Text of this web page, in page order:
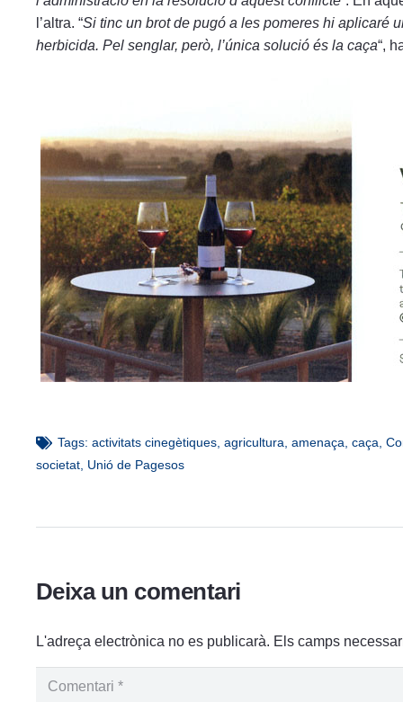
l’altra. “Si tinc un brot de pugó a les pomeres hi aplicaré
herbicida. Pel senglar, però, l’única solució és la caça“,
Tags: activitats cinegètiques, agricultura amenaça caça
societat Unió de Pagesos
Deixa un comentari
L'adreça electrònica no es publicarà. Els camps